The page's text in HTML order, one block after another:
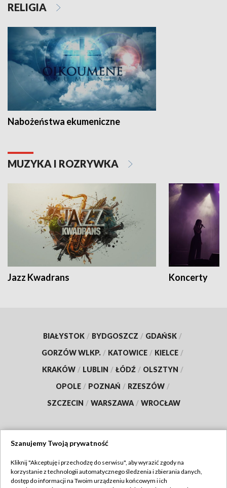
RELIGIA
Nabożeństwa ekumeniczne
MUZYKA I ROZRYWKA
Jazz Kwadrans Koncerty
BIAŁYSTOK / BYDGOSZCZ / GDAŃSK /
GORZÓW WLKP. / KATOWICE / KIELCE /
KRAKÓW / LUBLIN / ŁÓDŹ / OLSZTYN /
OPOLE / POZNAŃ / RZESZÓW /
SZCZECIN / WARSZAWA / WROCŁAW
TVP
Szanujemy Twoją prywatność
Kliknij "Akceptuję i przechodzę do serwisu", aby wyrazić zgody na
korzystanie z technologii automatycznego śledzenia i zbierania danych,
dostęp do informacji na Twoim urządzeniu końcowym i ich